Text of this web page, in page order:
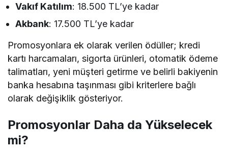
Vakıf Katılım: 18.500 TL’ye kadar
Akbank: 17.500 TL’ye kadar
Promosyonlara ek olarak verilen ödüller; kredi
kartı harcamaları, sigorta ürünleri, otomatik ödeme
talimatları, yeni müşteri getirme ve belirli bakiyenin
banka hesabına taşınması gibi kriterlere bağlı
olarak değişiklik gösteriyor.
Promosyonlar Daha da Yükselecek
mi?